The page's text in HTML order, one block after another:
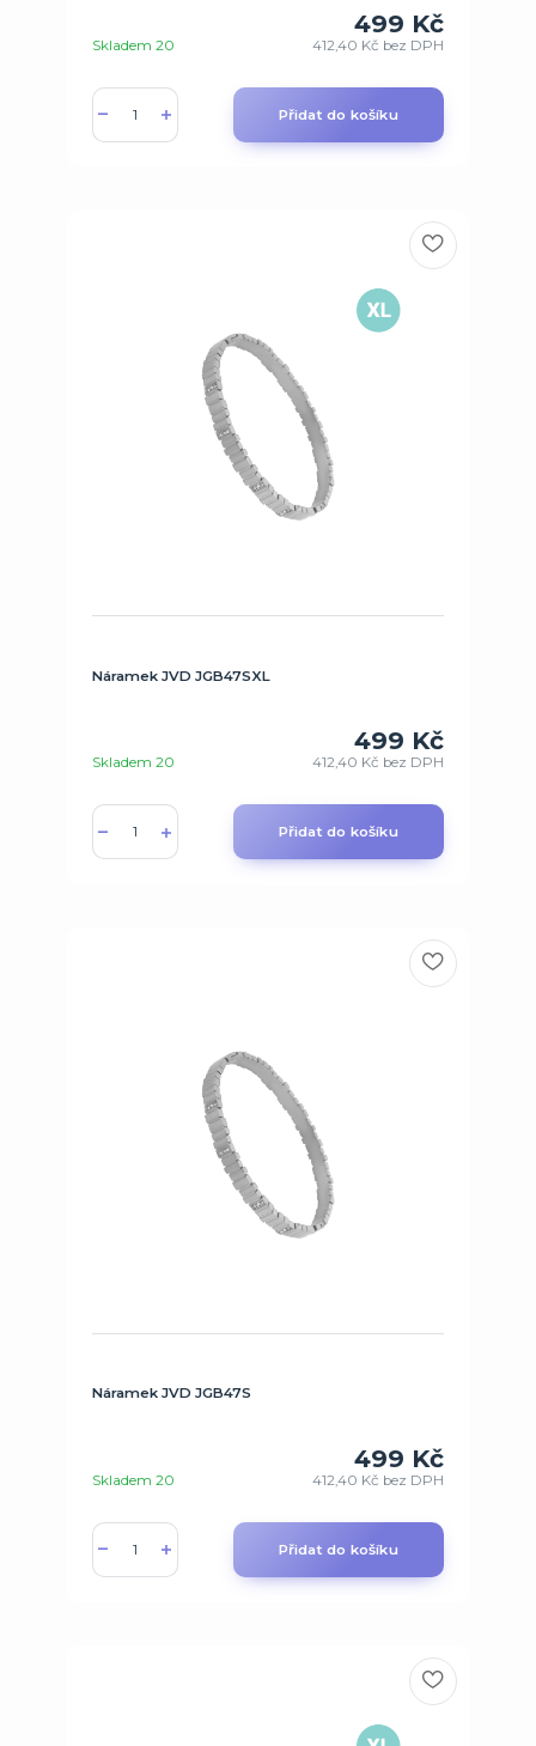
499 Kč
412,40 Kč bez DPH
Skladem 20
Přidat do košíku
Náramek JVD JGB47SXL
499 Kč
412,40 Kč bez DPH
Skladem 20
Přidat do košíku
Náramek JVD JGB47S
499 Kč
412,40 Kč bez DPH
Skladem 20
Přidat do košíku